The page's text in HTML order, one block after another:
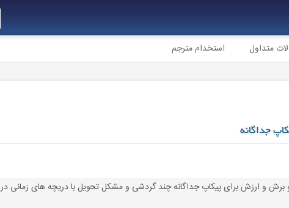
متداول استخدام مترجم
جداگانه
برش و ارزش برای پیکاپ جداگانه چند گردشی و مشکل تحویل با دریچه های زمانی در